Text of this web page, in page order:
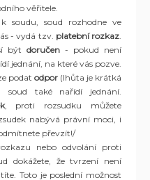
věřitele.
soudu, soud rozhodne ve
- vydá tzv. platební rozkaz.
být doručen - pokud není
jednání, na které vás pozve.
podat odpor (lhůta je krátká
také nařídí jednání.
, proti rozsudku můžete
nabývá právní moci, i
převzít!/
nebo odvolání proti
dokážete, že tvrzení není
Toto je poslední možnost